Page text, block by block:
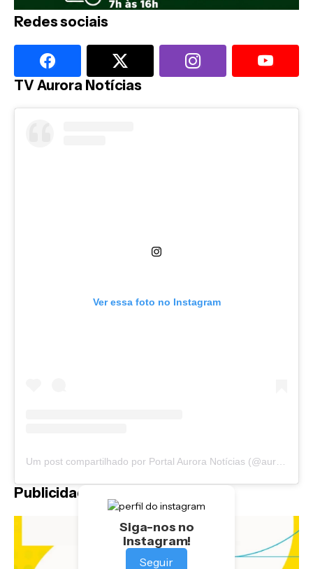
Siga-nos no
Instagram!
Seguir
Redes sociais
TV Aurora Notícias
Ver essa foto no Instagram
Publicidade